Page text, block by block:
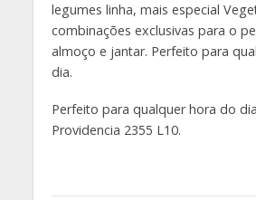
legumes linha, mais especial
combinações exclusivas para o
almoço e jantar. Perfeito para
dia.
Perfeito para qualquer hora do
Providencia 2355 L10.